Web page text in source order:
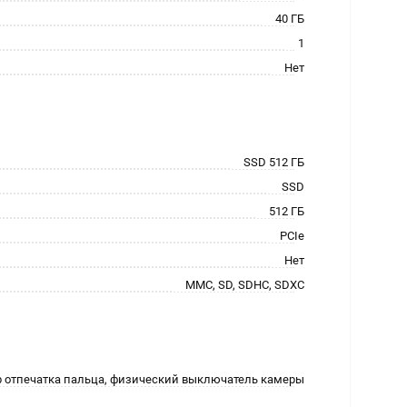
40 ГБ
1
Нет
SSD 512 ГБ
SSD
512 ГБ
PCIe
Нет
MMC, SD, SDHC, SDXC
отпечатка пальца, физический выключатель камеры